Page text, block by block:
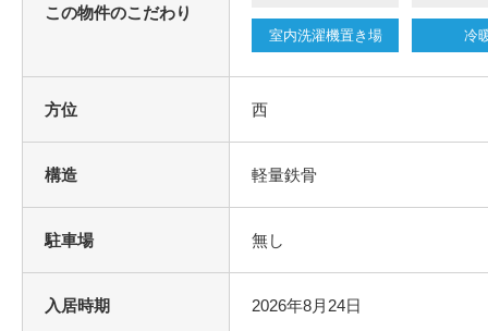
この物件のこだわり
室内洗濯機置き場 冷
方位 西
構造 軽量鉄骨
駐車場 無し
入居時期 2026年8月24日